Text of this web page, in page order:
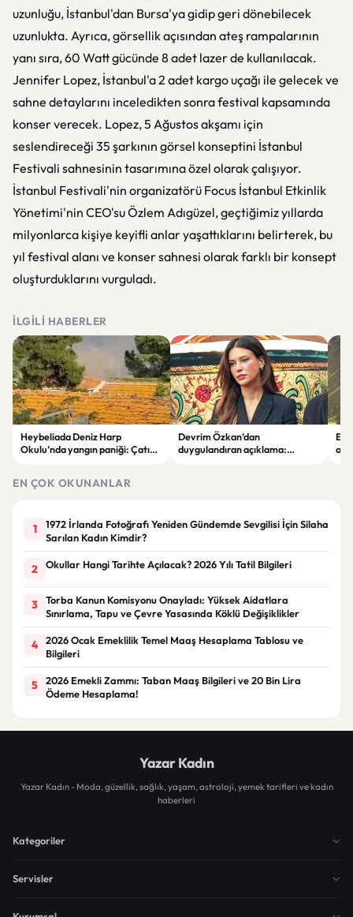
uzunluğu, İstanbul'dan Bursa'ya gidip geri dönebilecek
uzunlukta. Ayrıca, görsellik açısından ateş rampalarının
yanı sıra, 60 Watt gücünde 8 adet lazer de kullanılacak.
Jennifer Lopez, İstanbul'a 2 adet kargo uçağı ile gelecek ve
sahne detaylarını inceledikten sonra festival kapsamında
konser verecek. Lopez, 5 Ağustos akşamı için
seslendireceği 35 şarkının görsel konseptini İstanbul
Festivali sahnesinin tasarımına özel olarak çalışıyor.
İstanbul Festivali'nin organizatörü Focus İstanbul Etkinlik
Yönetimi'nin CEO'su Özlem Adıgüzel, geçtiğimiz yıllarda
milyonlarca kişiye keyifli anlar yaşattıklarını belirterek, bu
yıl festival alanı ve konser sahnesi olarak farklı bir konsept
oluşturduklarını vurguladı.
İLGILI HABERLER
Heybeliada Deniz Harp
Okulu’nda yangın paniği: Çatıda
Devrim Özkan’dan
duygulandıran açıklama:
EN ÇOK OKUNANLAR
1
1972 İrlanda Fotoğrafı Yeniden Gündemde Sevgilisi İçin Silaha
Sarılan Kadın Kimdir?
2 Okullar Hangi Tarihte Açılacak? 2026 Yılı Tatil Bilgileri
3
Torba Kanun Komisyonu Onayladı: Yüksek Aidatlara
Sınırlama, Tapu ve Çevre Yasasında Köklü Değişiklikler
4
2026 Ocak Emeklilik Temel Maaş Hesaplama Tablosu ve
Bilgileri
5
2026 Emekli Zammı: Taban Maaş Bilgileri ve 20 Bin Lira
Ödeme Hesaplama!
Yazar Kadın
Yazar Kadın - Moda, güzellik, sağlık, yaşam, astroloji, yemek tarifleri ve kadın
haberleri
Kategoriler
Servisler